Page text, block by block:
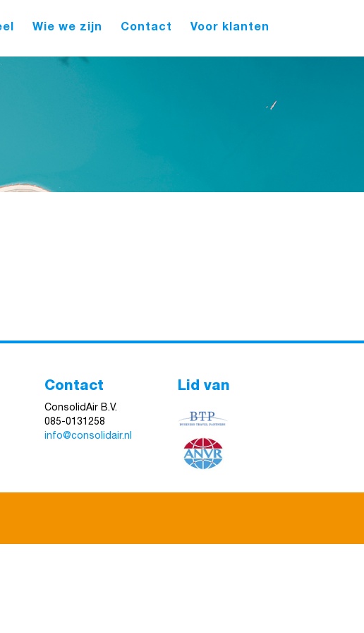
Wie we zijn Contact Voor klanten
Contact
ConsolidAir B.V.
085-0131258
info@consolidair.nl
Lid van